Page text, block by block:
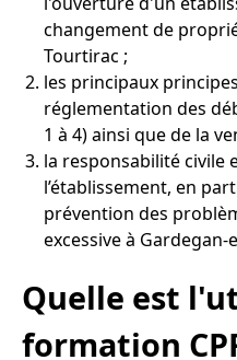
changement de
Tourtirac ;
les principaux
réglementation des
1 à 4) ainsi que de la
la responsabilité civile
l’établissement, en
prévention des
excessive à Gardegan-
Quelle est
formation